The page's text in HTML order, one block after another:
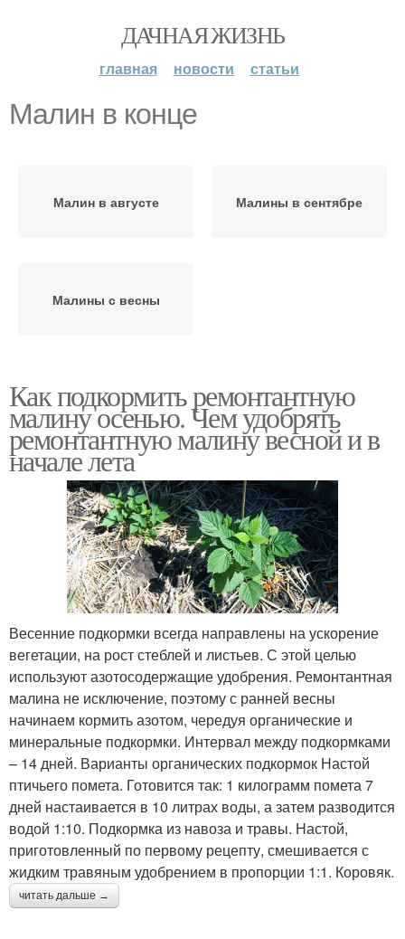
ДАЧНАЯ ЖИЗНЬ
главная новости статьи
Малин в конце
Малин в августе Малины в сентябре
Малины с весны
Как подкормить ремонтантную
малину осенью. Чем удобрять
ремонтантную малину весной и в
начале лета
Весенние подкормки всегда направлены на ускорение
вегетации, на рост стеблей и листьев. С этой целью
используют азотосодержащие удобрения. Ремонтантная
малина не исключение, поэтому с ранней весны
начинаем кормить азотом, чередуя органические и
минеральные подкормки. Интервал между подкормками
– 14 дней. Варианты органических подкормок Настой
птичьего помета. Готовится так: 1 килограмм помета 7
дней настаивается в 10 литрах воды, а затем разводится
водой 1:10. Подкормка из навоза и травы. Настой,
приготовленный по первому рецепту, смешивается с
жидким травяным удобрением в пропорции 1:1. Коровяк.
читать дальше →